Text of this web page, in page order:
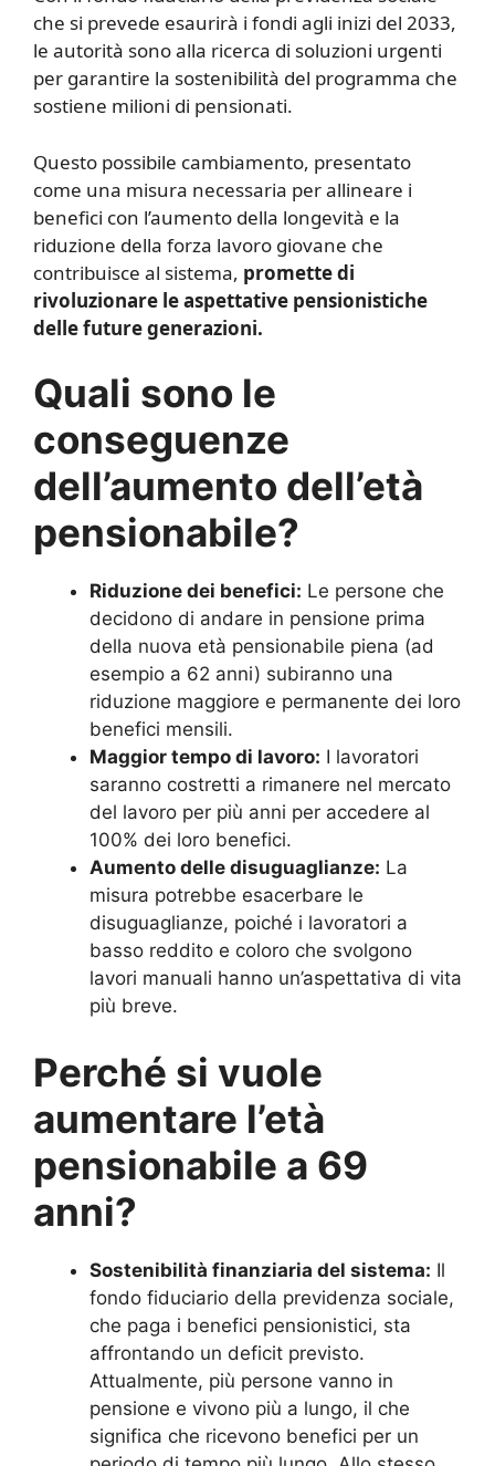
che si prevede esaurirà i fondi agli inizi del 2033,
le autorità sono alla ricerca di soluzioni urgenti
per garantire la sostenibilità del programma che
sostiene milioni di pensionati.
Questo possibile cambiamento, presentato
come una misura necessaria per allineare i
benefici con l’aumento della longevità e la
riduzione della forza lavoro giovane che
contribuisce al sistema, promette di
rivoluzionare le aspettative pensionistiche
delle future generazioni.
Quali sono le
conseguenze
dell’aumento dell’età
pensionabile?
Riduzione dei benefici: Le persone che
decidono di andare in pensione prima
della nuova età pensionabile piena (ad
esempio a 62 anni) subiranno una
riduzione maggiore e permanente dei loro
benefici mensili.
Maggior tempo di lavoro: I lavoratori
saranno costretti a rimanere nel mercato
del lavoro per più anni per accedere al
100% dei loro benefici.
Aumento delle disuguaglianze: La
misura potrebbe esacerbare le
disuguaglianze, poiché i lavoratori a
basso reddito e coloro che svolgono
lavori manuali hanno un’aspettativa di vita
più breve.
Perché si vuole
aumentare l’età
pensionabile a 69
anni?
Sostenibilità finanziaria del sistema: Il
fondo fiduciario della previdenza sociale,
che paga i benefici pensionistici, sta
affrontando un deficit previsto.
Attualmente, più persone vanno in
pensione e vivono più a lungo, il che
significa che ricevono benefici per un